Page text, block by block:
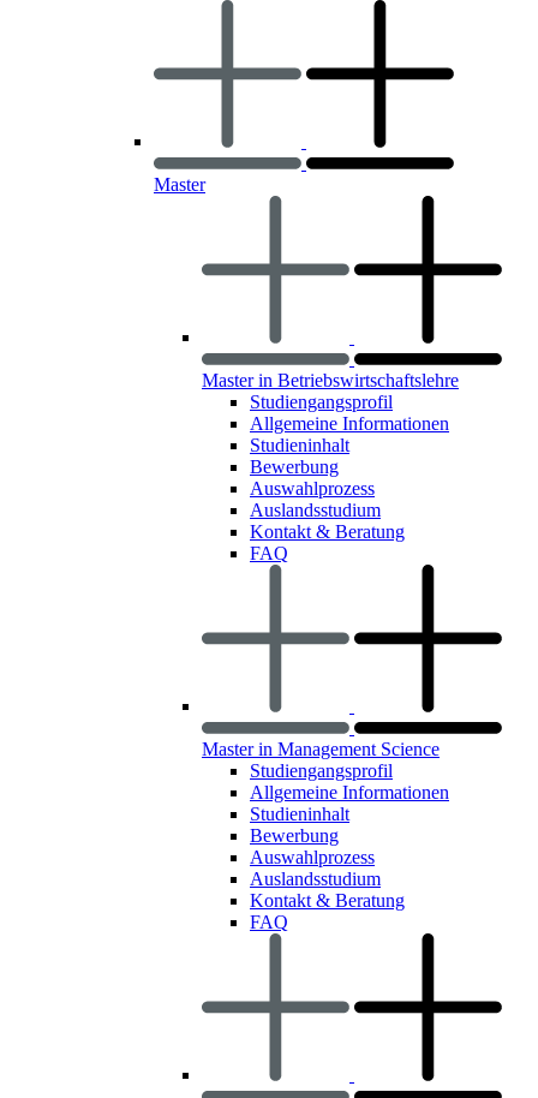
Master
Master in Betriebswirtschaftslehre
Studiengangsprofil
Allgemeine Informationen
Studieninhalt
Bewerbung
Auswahlprozess
Auslandsstudium
Kontakt & Beratung
FAQ
Master in Management Science
Studiengangsprofil
Allgemeine Informationen
Studieninhalt
Bewerbung
Auswahlprozess
Auslandsstudium
Kontakt & Beratung
FAQ